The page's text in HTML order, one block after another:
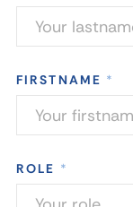
FIRSTNAME *
ROLE *